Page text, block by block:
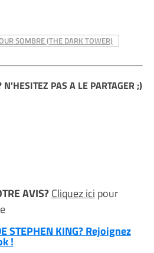
SOMBRE (THE DARK TOWER)
PAS A LE PARTAGER ;)
AVIS?Cliquez ici pour
STEPHEN KING? Rejoignez
!